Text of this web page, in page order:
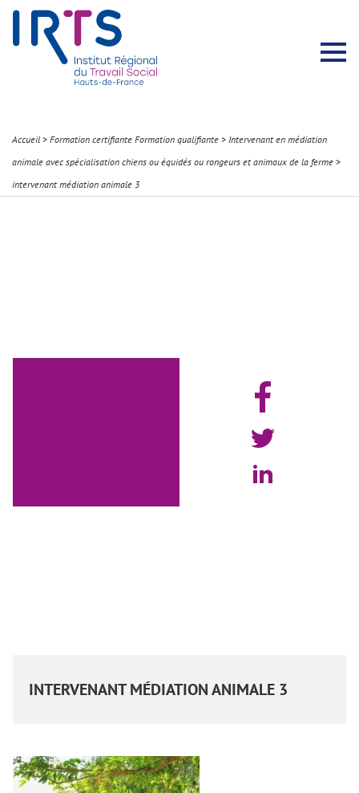
Accueil > Formation certifiante Formation qualifiante > Intervenant en médiation
animale avec spécialisation chiens ou équidés ou rongeurs et animaux de la ferme >
intervenant médiation animale 3
INTERVENANT MÉDIATION ANIMALE 3